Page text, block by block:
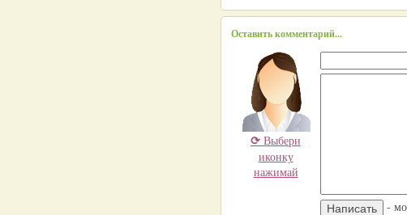
Оставить комментарий...
⟳ Выбери
иконку
нажимай
-